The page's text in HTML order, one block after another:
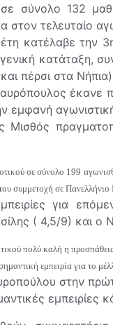
σε σύνολο 132
στον τελευταίο
κατέλαβε την
κατάταξη,
πέρσι στα Νήπια)
έκανε
εμφανή
Μισθός
σε σύνολο 199
συμμετοχή σε
για
( 4,5/9) και ο
πολύ καλή η
εμπειρία για το
στην
εμπειρίες